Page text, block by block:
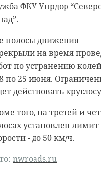
ФКУ Упрдор
полосы движения
на время
по устранению
по 25 июня.
действовать
того, на третей и
установлен лимит
- до 50 км/ч.
nwroads.ru
расчищают рамы,
слой краски.
уникальные
в морском стиле.
шпаклевка дома,
и
гатчинский район
Семенченко мечтает,
историки-
узнали о жизни
году бельгийские
документы
узнать, какой
Беквор и других
Бору.